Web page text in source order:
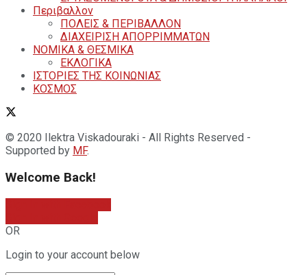
Περιβαλλον
ΠΟΛΕΙΣ & ΠΕΡΙΒΑΛΛΟΝ
ΔΙΑΧΕΙΡΙΣΗ ΑΠΟΡΡΙΜΜΑΤΩΝ
ΝΟΜΙΚΑ & ΘΕΣΜΙΚΑ
ΕΚΛΟΓΙΚΑ
ΙΣΤΟΡΙΕΣ ΤΗΣ ΚΟΙΝΩΝΙΑΣ
ΚΟΣΜΟΣ
© 2020 Ilektra Viskadouraki - All Rights Reserved -
Supported by MF.
Welcome Back!
OR
Login to your account below